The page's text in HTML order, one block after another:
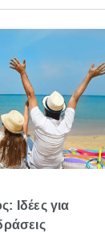
Ιδέες για